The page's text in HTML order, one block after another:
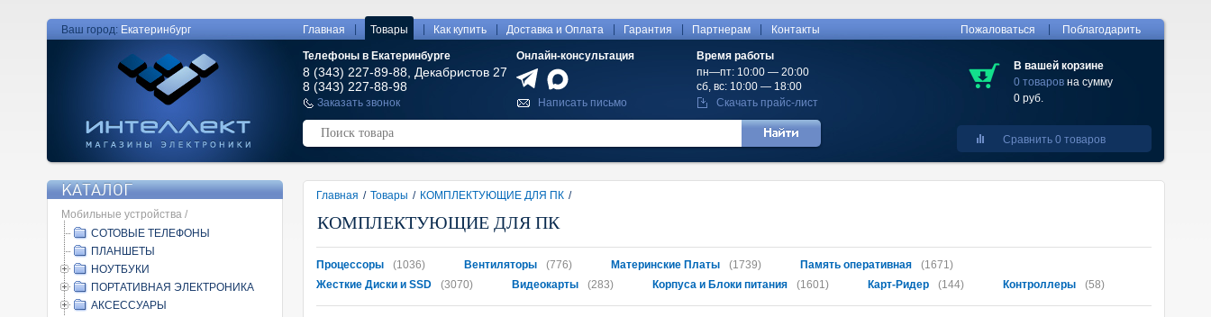
Ваш город: Екатеринбург Главная Товары Как купить Доставка и Оплата Гарантия Партнерам Контакты
Телефоны в Екатеринбурге
8 (343) 227-89-88, Декабристов 27
8 (343) 227-88-98
Онлайн-консультация
Время работы
пн—пт: 10:00 — 20:00
сб, вс: 10:00 — 18:00
Заказать звонок
Написать письмо Скачать прайс-лист
Пожаловаться Поблагодарить
В вашей корзине
0 товаров на сумму
0 руб.
Сравнить 0 товаров
КАТАЛОГ
Мобильные устройства /
СОТОВЫЕ ТЕЛЕФОНЫ
ПЛАНШЕТЫ
НОУТБУКИ
ПОРТАТИВНАЯ ЭЛЕКТРОНИКА
АКСЕССУАРЫ
Главная / Товары / КОМПЛЕКТУЮЩИЕ ДЛЯ ПК /
КОМПЛЕКТУЮЩИЕ ДЛЯ ПК
Процессоры (1036) Вентиляторы (776) Материнские Платы (1739) Память оперативная
(1671)
Жесткие Диски и SSD
(3070) Видеокарты (283) Корпуса и Блоки питания (1601) Карт-Ридер (144) Контроллеры (58)